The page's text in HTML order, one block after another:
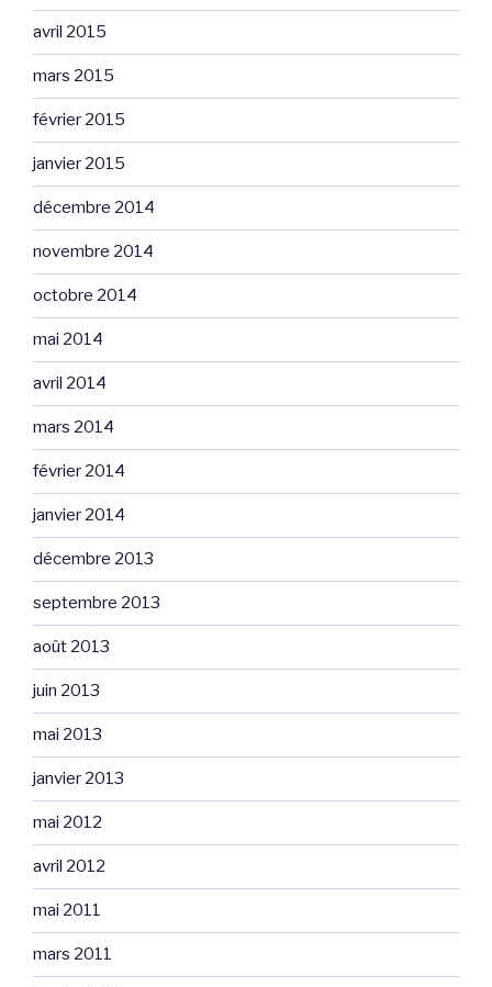
avril 2015
mars 2015
février 2015
janvier 2015
décembre 2014
novembre 2014
octobre 2014
mai 2014
avril 2014
mars 2014
février 2014
janvier 2014
décembre 2013
septembre 2013
août 2013
juin 2013
mai 2013
janvier 2013
mai 2012
avril 2012
mai 2011
mars 2011